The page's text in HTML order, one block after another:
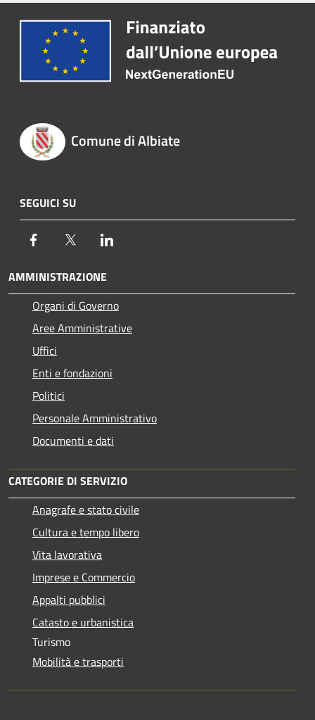
Comune di Albiate
SEGUICI SU
Facebook Twitter
AMMINISTRAZIONE
Organi di Governo
Aree Amministrative
Uffici
Enti e fondazioni
Politici
Personale Amministrativo
Documenti e dati
CATEGORIE DI SERVIZIO
Anagrafe e stato civile
Cultura e tempo libero
Vita lavorativa
Imprese e Commercio
Appalti pubblici
Catasto e urbanistica
Turismo
Mobilità e trasporti